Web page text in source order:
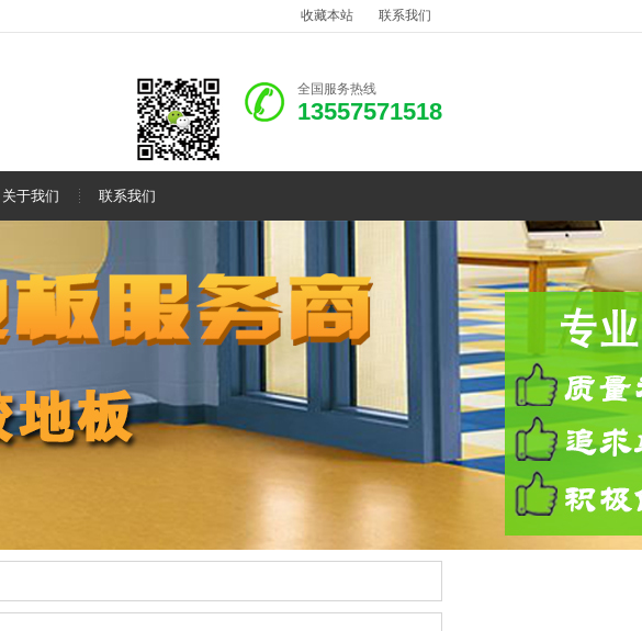
收藏本站 联系我们
全国服务热线
13557571518
关于我们 联系我们